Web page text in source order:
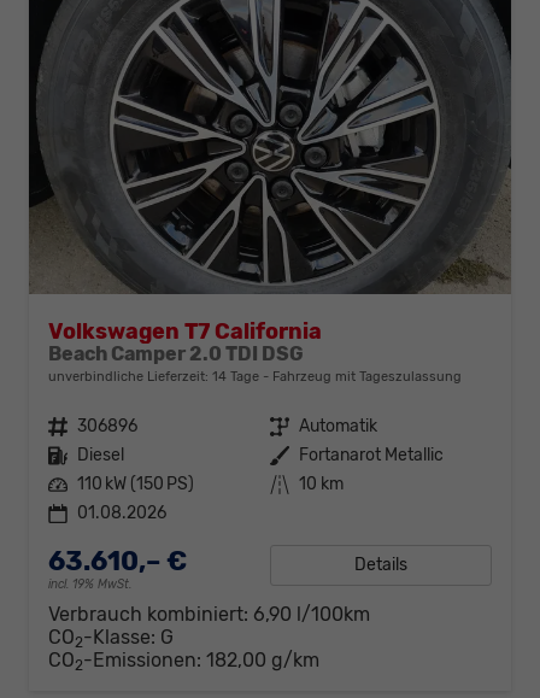
Volkswagen T7 California
Beach Camper 2.0 TDI DSG
unverbindliche Lieferzeit: 14 Tage Fahrzeug mit Tageszulassung
Fahrzeugnr. 306896 Getriebe Automatik
Kraftstoff Diesel Außenfarbe Fortanarot Metallic
Leistung 110 kW (150 PS) Kilometerstand 10 km
01.08.2026
63.610,– €
incl. 19% MwSt.
Details
Verbrauch kombiniert: 6,90 l/100km
CO2-Klasse: G
CO2-Emissionen: 182,00 g/km